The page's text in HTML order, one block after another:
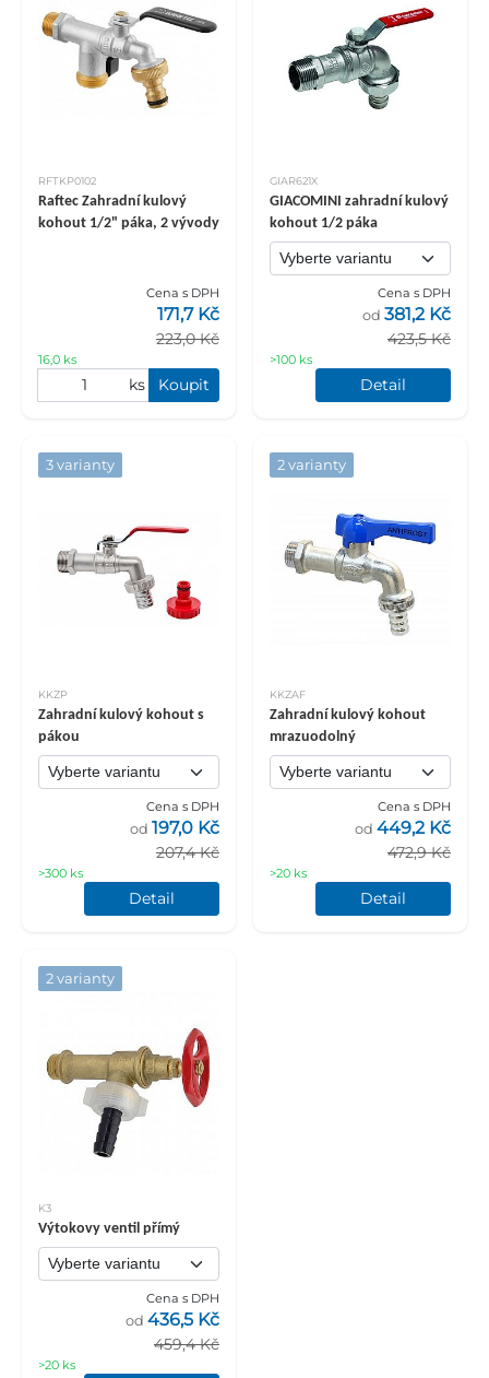
RFTKP0102
Raftec Zahradní kulový
kohout 1/2" páka, 2 vývody
Cena s DPH
223,0 Kč
171,7 Kč
16,0 ks
ks Koupit
GIAR621X
GIACOMINI zahradní kulový
kohout 1/2 páka
Cena s DPH
423,5 Kč
od 381,2 Kč
>100 ks
Detail
3 varianty
KKZP
Zahradní kulový kohout s
pákou
Cena s DPH
207,4 Kč
od 197,0 Kč
>300 ks
Detail
2 varianty
KKZAF
Zahradní kulový kohout
mrazuodolný
Cena s DPH
472,9 Kč
od 449,2 Kč
>20 ks
Detail
2 varianty
K3
Výtokovy ventil přímý
Cena s DPH
459,4 Kč
od 436,5 Kč
>20 ks